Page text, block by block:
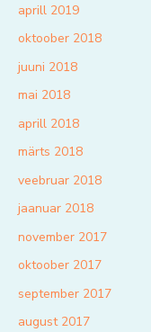
aprill 2019
oktoober 2018
juuni 2018
mai 2018
aprill 2018
märts 2018
veebruar 2018
jaanuar 2018
november 2017
oktoober 2017
september 2017
august 2017